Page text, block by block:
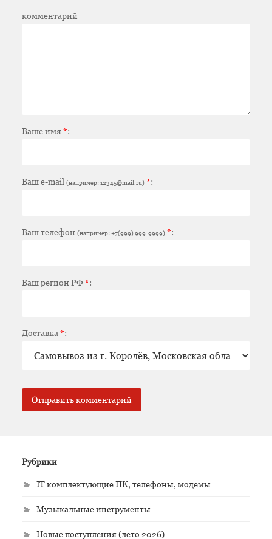
комментарий
Ваше имя*:
Ваш e-mail (например: 12345@mail.ru) *:
Ваш телефон (например: +7(999) 999-9999) *:
Ваш регион РФ*:
Доставка*:
Рубрики
IT комплектующие ПК, телефоны, модемы
Музыкальные инструменты
Новые поступления (лето 2026)